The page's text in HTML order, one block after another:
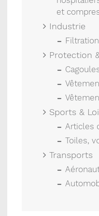
et
Industrie
Protection
Sports &
Articles
Toiles,
Transports